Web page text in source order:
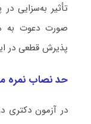
تأثیر به‌سزایی
صورت دعوت به
پذیرش قطعی در
حد نصاب نمره
در آزمون